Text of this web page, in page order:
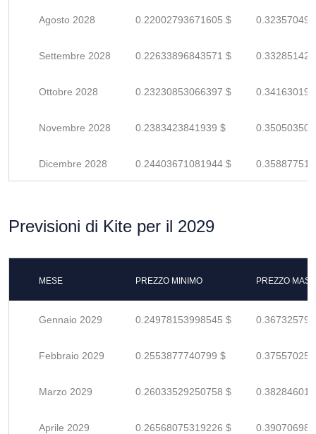
Agosto 2028 0.22002793671605 $
Settembre 2028 0.22633896843571 $
Ottobre 2028 0.23230853066397 $
Novembre 2028 0.2383423841939 $
Dicembre 2028 0.24403671081944 $
Previsioni di Kite per il 2029
MESE PREZZO MINIMO PREZZO
Gennaio 2029 0.24978153998545 $
Febbraio 2029 0.2553877740799 $
Marzo 2029 0.26033529250758 $
Aprile 2029 0.26568075319226 $